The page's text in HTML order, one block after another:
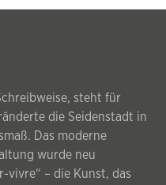
steht für
die Seidenstadt in
Das moderne
wurde neu
– die Kunst, das